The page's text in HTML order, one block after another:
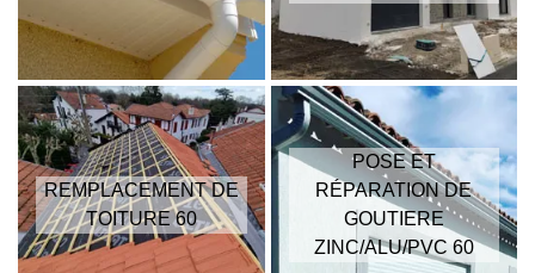
REMPLACEMENT DE
TOITURE 60
POSE ET
RÉPARATION DE
GOUTIERE
ZINC/ALU/PVC 60